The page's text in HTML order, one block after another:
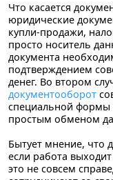
Что касается
юридические
купли-продажи,
просто носитель
документа
подтверждением
денег. Во втором
документооборот
специальной формы
простым обменом
Бытует мнение, что
если работа
это не совсем